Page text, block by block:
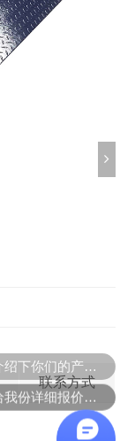
联系方式
可以介绍下你们的产品么？
可以给我份详细报价么？